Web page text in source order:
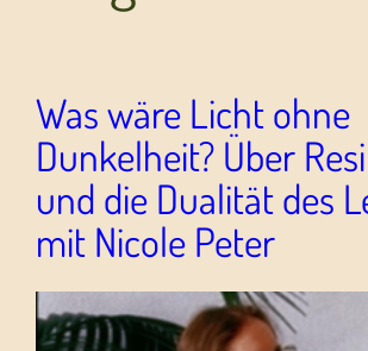
Was wäre Licht ohne
Dunkelheit? Über
und die Dualität des
mit Nicole Peter